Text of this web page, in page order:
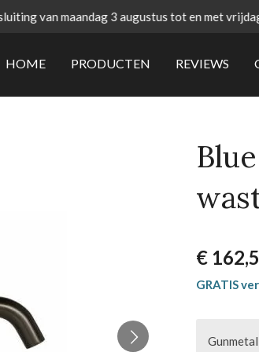
van maandag 3 augustus tot en met
HOME PRODUCTEN REVIEWS
€
GRATIS
Gunmetal